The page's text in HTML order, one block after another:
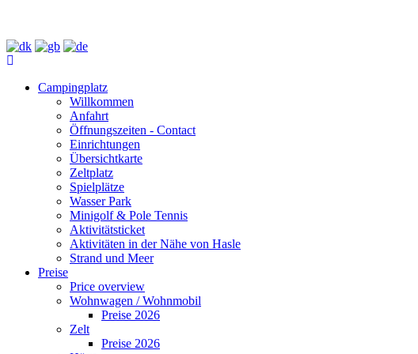
Campingplatz
Willkommen
Anfahrt
Öffnungszeiten - Contact
Einrichtungen
Übersichtkarte
Zeltplatz
Spielplätze
Wasser Park
Minigolf & Pole Tennis
Aktivitätsticket
Aktivitäten in der Nähe von Hasle
Strand und Meer
Preise
Price overview
Wohnwagen / Wohnmobil
Preise 2026
Zelt
Preise 2026